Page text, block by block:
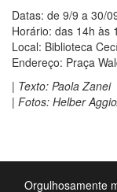
Datas: de 9/9 a 30/
Horário: das 14h às
Local: Biblioteca
Endereço: Praça
| Texto: Paola Zanei
| Fotos: Helber
Orgulhosamente